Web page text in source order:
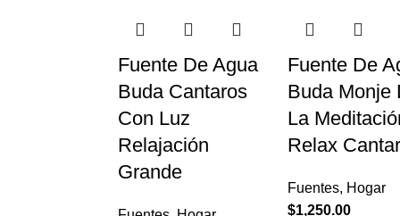
Fuente De Agua
Buda Cantaros
Con Luz
Relajación
Grande
Fuente De
Buda Monje
La
Relax
Fuentes, Hogar
$1,250.00